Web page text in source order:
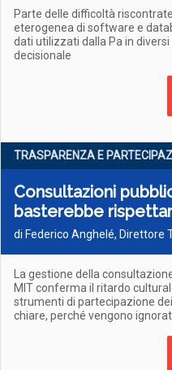
Parte delle difficoltà
eterogenea di software e
dati utilizzati dalla Pa in
decisionale
TRASPARENZA E
Consultazioni
basterebbe
di Federico Anghelé, Direttore
La gestione della
MIT conferma il ritardo
strumenti di partecipazione
chiare, perché vengono